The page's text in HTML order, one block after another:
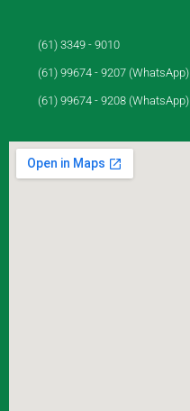
(61) 3349 - 9010
(61) 99674 - 9207 (WhatsApp)
(61) 99674 - 9208 (WhatsApp)